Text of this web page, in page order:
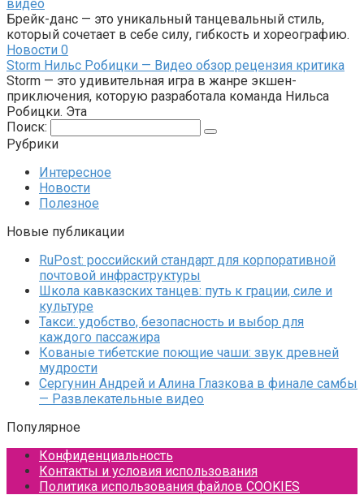
видео
Брейк-данс — это уникальный танцевальный стиль,
который сочетает в себе силу, гибкость и хореографию.
Новости 0
Storm Нильс Робицки — Видео обзор рецензия критика
Storm — это удивительная игра в жанре экшен-
приключения, которую разработала команда Нильса
Робицки. Эта
Поиск:
Рубрики
Интересное
Новости
Полезное
Новые публикации
RuPost: российский стандарт для корпоративной
почтовой инфраструктуры
Школа кавказских танцев: путь к грации, силе и
культуре
Такси: удобство, безопасность и выбор для
каждого пассажира
Кованые тибетские поющие чаши: звук древней
мудрости
Сергунин Андрей и Алина Глазкова в финале самбы
— Развлекательные видео
Популярное
Конфиденциальность
Контакты и условия использования
Политика использования файлов COOKIES